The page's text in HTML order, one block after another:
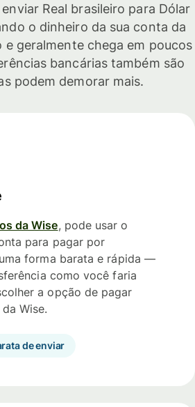
Real brasileiro para Dólar
o dinheiro da sua conta da
e geralmente chega em poucos
bancárias também são
podem demorar mais.
da Wise, pode usar o
para pagar por
forma barata e rápida —
como você faria
a opção de pagar
Wise.
de enviar